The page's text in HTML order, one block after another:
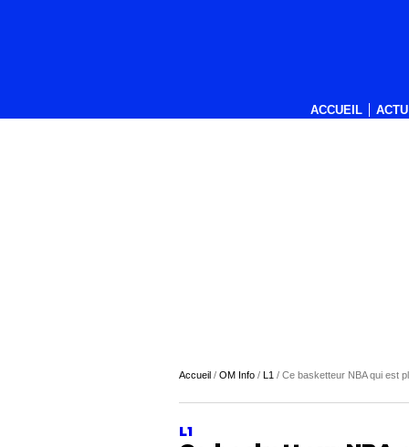
ACCUEIL
Accueil / OM Info / L1 / Ce basketteur NBA qui est
L1